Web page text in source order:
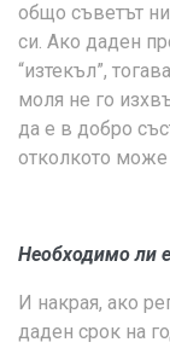
общо съветът
си. Ако даден
“изтекъл”,
моля не го
да е в добро
отколкото може
Необходимо ли
И накрая, ако
даден срок на